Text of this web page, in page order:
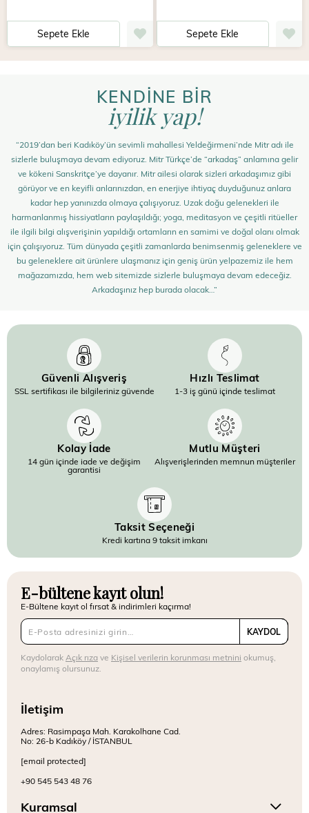
Sepete Ekle Sepete Ekle
KENDİNE BİR
iyilik yap!
“2019’dan beri Kadıköy’ün sevimli mahallesi Yeldeğirmeni’nde Mitr adı ile
sizlerle buluşmaya devam ediyoruz. Mitr Türkçe’de “arkadaş” anlamına gelir
ve kökeni Sanskritçe’ye dayanır. Mitr ailesi olarak sizleri arkadaşımız gibi
görüyor ve en keyifli anlarınızdan, en enerjiye ihtiyaç duyduğunuz anlara
kadar hep yanınızda olmaya çalışıyoruz. Uzak doğu gelenekleri ile
harmanlanmış hissiyatların paylaşıldığı; yoga, meditasyon ve çeşitli ritüeller
ile ilgili bilgi alışverişinin yapıldığı ortamların en samimi ve doğal olanı olmak
için çalışıyoruz. Tüm dünyada çeşitli zamanlarda benimsenmiş geleneklere ve
bu geleneklere ait ürünlere ulaşmanız için geniş ürün yelpazemiz ile hem
mağazamızda, hem web sitemizde sizlerle buluşmaya devam edeceğiz.
Arkadaşınız hep burada olacak…”
Güvenli Alışveriş
SSL sertifikası ile bilgileriniz güvende
Hızlı Teslimat
1-3 iş günü içinde teslimat
Kolay İade
14 gün içinde iade ve değişim
garantisi
Mutlu Müşteri
Alışverişlerinden memnun müşteriler
Taksit Seçeneği
Kredi kartına 9 taksit imkanı
E-bültene kayıt olun!
E-Bültene kayıt ol fırsat & indirimleri kaçırma!
KAYDOL
Kaydolarak Açık rızave Kişisel verilerin korunması metnini okumuş,
onaylamış olursunuz.
İletişim
Adres: Rasimpaşa Mah. Karakolhane Cad.
No: 26-b Kadıköy / İSTANBUL
[email protected]
+90 545 543 48 76
Kuramsal